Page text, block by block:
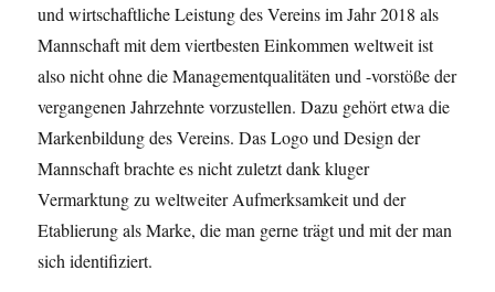
und wirtschaftliche Leistung des Vereins im Jahr 2018 als
Mannschaft mit dem viertbesten Einkommen weltweit ist
also nicht ohne die Managementqualitäten und -vorstöße der
vergangenen Jahrzehnte vorzustellen. Dazu gehört etwa die
Markenbildung des Vereins. Das Logo und Design der
Mannschaft brachte es nicht zuletzt dank kluger
Vermarktung zu weltweiter Aufmerksamkeit und der
Etablierung als Marke, die man gerne trägt und mit der man
sich identifiziert.